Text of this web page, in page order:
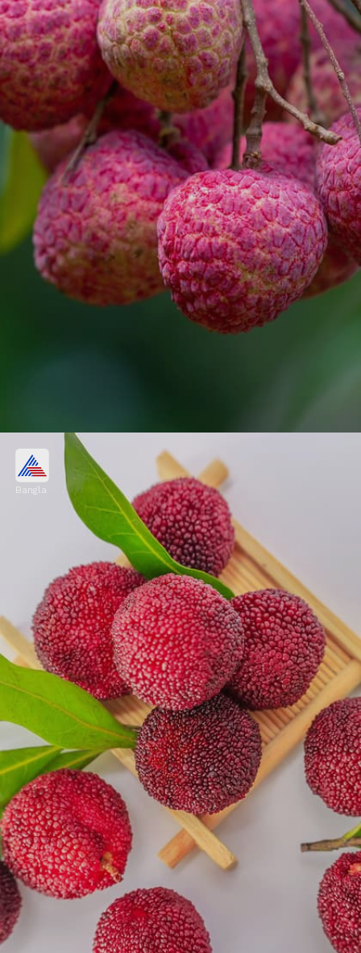
অনেক রোগ থেকে বাঁচায়
লিচুতে প্রচুর পরিমাণে ভিটামিন সি, অ্যান্টিঅক্সিডেন্ট
এবং ফাইবার রয়েছে। এই উপাদানগুলো শরীরকে বিভিন্ন
রোগ থেকে রক্ষা করতে সাহায্য করে।
Image credits: Freepik
Bangla